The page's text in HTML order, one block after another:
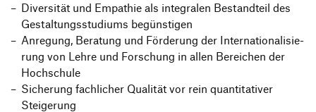
Diver­sität und Empa­thie als inte­gralen Bestand­teil des
Gestal­tungs­stu­diums begünstigen
Anre­gung, Bera­tung und Förde­rung der Inter­na­tio­na­li­sie­
rung von Lehre und Forschung in allen Berei­chen der
Hochschule
Siche­rung fach­li­cher Qualität vor rein quan­ti­ta­tiver
Steigerung